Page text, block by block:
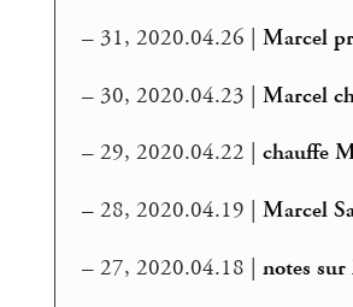
– 31, 2020.04.26 |Marcel
– 30, 2020.04.23 |Marcel
– 29, 2020.04.22 |chauffe
– 28, 2020.04.19 |Marcel
– 27, 2020.04.18 |notes